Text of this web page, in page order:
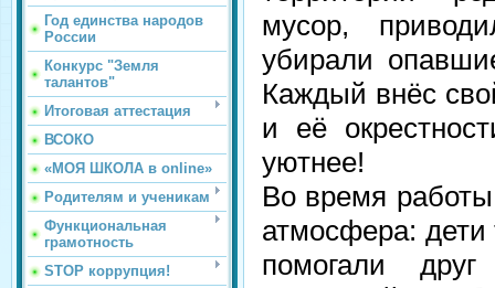
Год единства народов
России
Конкурс "Земля
талантов"
Итоговая аттестация
ВСОКО
«МОЯ ШКОЛА в online»
Родителям и ученикам
Функциональная
грамотность
STOP коррупция!
мусор,
убирали
Каждый внёс
и её
уютнее!
Во время
атмосфера: дети
помогали